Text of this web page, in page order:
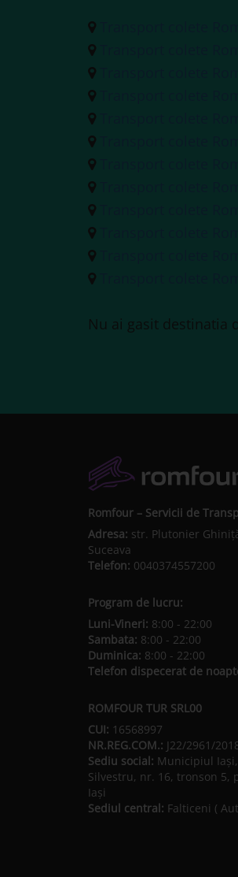
Nu ai gasit destinatia
Romfour – Servicii de
Adresa: str. Plutonier
Suceava
Telefon: 0040374557200
Program de lucru:
Luni-Vineri: 8:00 - 22:00
Sambata: 8:00 - 22:00
Duminica: 8:00 - 22:00
Telefon dispecerat de
ROMFOUR TUR SRL00
CUI: 16568997
NR.REG.COM.: J22/2961/
Sediu social: Municipiul
Silvestru, nr. 16, tronson 5,
Iaşi
Sediul central: Falticeni (